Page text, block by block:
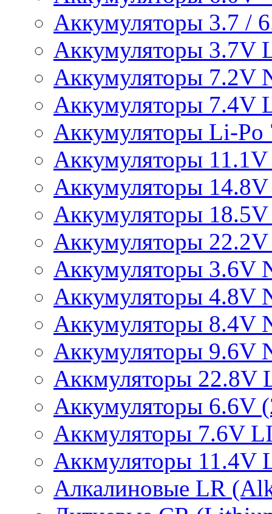
Аккумуляторы 3.7 /
Аккумуляторы 3.7V
Аккумуляторы 7.2V
Аккумуляторы 7.4V
Аккумуляторы Li-Po
Аккумуляторы
Аккумуляторы
Аккумуляторы
Аккумуляторы
Аккумуляторы 3.6V
Аккумуляторы 4.8V
Аккумуляторы 8.4V
Аккумуляторы 9.6V
Аккмуляторы 22.8V
Аккумуляторы 6.6V
Аккмуляторы 7.6V
Аккмуляторы 11.4V
Алкалиновые LR